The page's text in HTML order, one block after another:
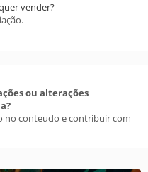
vender?
ou alterações
no conteudo e contribuir com